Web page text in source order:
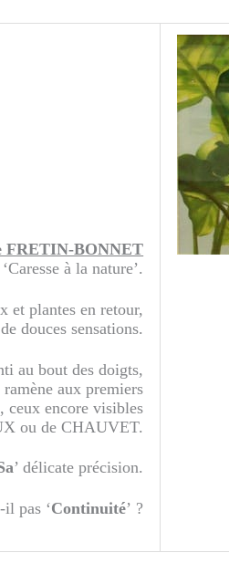
FRETIN-BONNET
à la nature’.
et plantes en retour,
douces sensations.
au bout des doigts,
aux premiers
ceux encore visibles
ou de CHAUVET.
’ délicate précision.
il pas ‘Continuité’ ?